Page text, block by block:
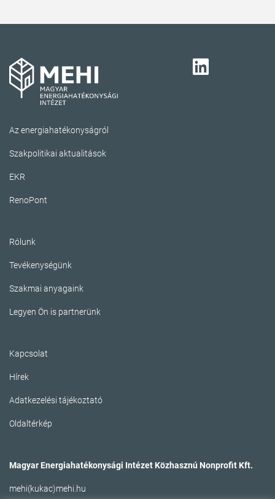
Az energiahatékonyságról
Szakpolitikai aktualitások
EKR
RenoPont
Rólunk
Tevékenységünk
Szakmai anyagaink
Legyen Ön is partnerünk
Kapcsolat
Hírek
Adatkezelési tájékoztató
Oldaltérkép
Magyar Energiahatékonysági Intézet Közhasznú Nonprofit Kft.
mehi(kukac)mehi.hu